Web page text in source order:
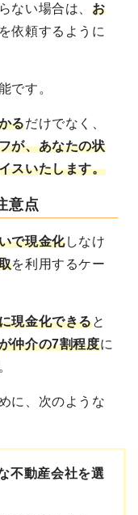
ない場合は、お
依頼するように
です。
るだけでなく、
が、あなたの状
スいたします。
意点
で現金化しなけ
を利用するケー
現金化できると
仲介の7割程度に
に、次のような
不動産会社を選